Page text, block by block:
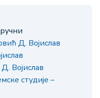
Д. Војислав
Војислав
студије –